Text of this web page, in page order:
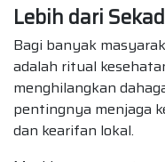
Lebih dari
Bagi banyak
adalah ritual
menghilangkan
pentingnya menjaga
dan kearifan lokal.